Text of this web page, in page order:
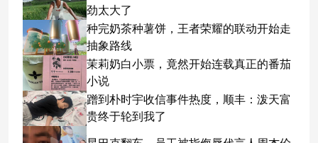
劲太大了
种完奶茶种薯饼，王者荣耀的联动开始走
抽象路线
茉莉奶白小票，竟然开始连载真正的番茄
小说
蹭到朴时宇收信事件热度，顺丰：泼天富
贵终于轮到我了